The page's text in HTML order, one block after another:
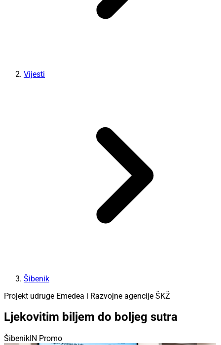
Vijesti
Šibenik
Projekt udruge Emedea i Razvojne agencije ŠKŽ
Ljekovitim biljem do boljeg sutra
ŠibenikIN Promo